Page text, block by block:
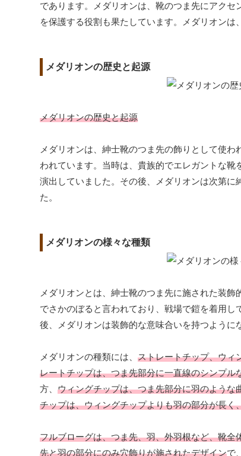
であります。メダリオンは、靴のつま先にアク
を保護する役割も果たしています。メダリオンは
メダリオンの歴史と起源
メダリオンの歴史と起源
メダリオンは、紳士靴のつま先の飾りとして使
われています。当時は、貴族的でエレガントな
演出していました。その後、メダリオンは次第
た。
メダリオンの様々な種類
メダリオンとは、紳士靴のつま先に施された装
でさかのぼると言われており、戦場で鎧を着用
後、メダリオンは装飾的な意味合いを持つように
メダリオンの種類には、 ストレートチップ、ウィ
レートチップは、つま先部分に一直線のシンプル
方、 ウィングチップは、つま先部分に羽のような
チップは、ウィングチップよりも羽の部分が長く
フルブローグは、つま先、羽、外羽根など、靴全
先と羽の部分にのみ穴飾りが施されたデザインで